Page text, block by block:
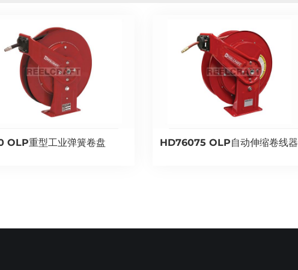
OLP重型工业弹簧卷盘 HD76075 OLP自动伸缩卷线器